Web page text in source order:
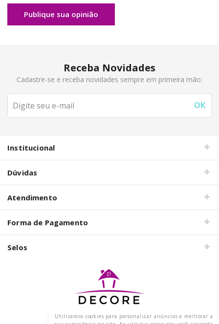
Publique sua opinião
Receba Novidades
Cadastre-se e receba novidades sempre em primeira mão:
Institucional
Dúvidas
Atendimento
Forma de Pagamento
Selos
Utilizamos cookies para personalizar anúncios e melhorar a